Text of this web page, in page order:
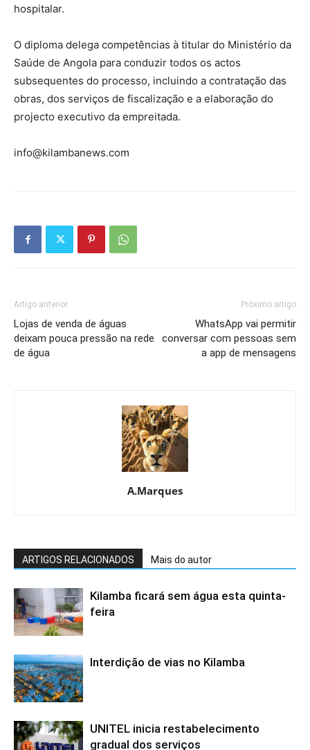
hospitalar.
O diploma delega competências à titular do Ministério da
Saúde de Angola para conduzir todos os actos
subsequentes do processo, incluindo a contratação das
obras, dos serviços de fiscalização e a elaboração do
projecto executivo da empreitada.
info@kilambanews.com
Artigo anterior
Lojas de venda de águas
deixam pouca pressão na rede
de água
Próximo artigo
WhatsApp vai permitir
conversar com pessoas sem
a app de mensagens
A.Marques
ARTIGOS RELACIONADOS Mais do autor
Kilamba ficará sem água esta quinta-
feira
Interdição de vias no Kilamba
UNITEL inicia restabelecimento
gradual dos serviços